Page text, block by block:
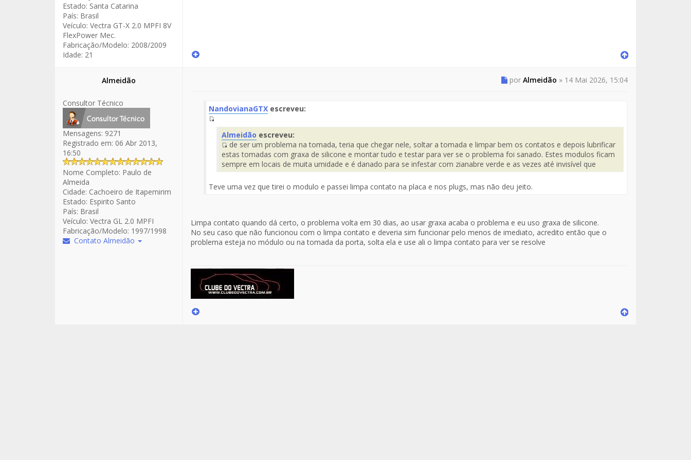
Estado: Santa Catarina
País: Brasil
Veículo: Vectra GT-X 2.0 MPFI 8V
FlexPower Mec.
Fabricação/Modelo: 2008/2009
Idade: 21
Almeidão
Consultor Técnico
Mensagens: 9271
Registrado em: 06 Abr 2013,
16:50
Nome Completo: Paulo de
Almeida
Cidade: Cachoeiro de Itapemirim
Estado: Espirito Santo
País: Brasil
Veículo: Vectra GL 2.0 MPFI
Fabricação/Modelo: 1997/1998
Contato Almeidão
por Almeidão » 14 Mai 2026, 15:04
NandovianaGTXescreveu:
Fuente
del
Mensaje
Almeidão escreveu:
Fuente
del
Mensaje
de ser um problema na tomada, teria que chegar nele, soltar a tomada e limpar bem os contatos e depois lubrificar
estas tomadas com graxa de silicone e montar tudo e testar para ver se o problema foi sanado. Estes modulos ficam
sempre em locais de muita umidade e é danado para se infestar com zianabre verde e as vezes até invisível que
Teve uma vez que tirei o modulo e passei limpa contato na placa e nos plugs, mas não deu jeito.
Limpa contato quando dá certo, o problema volta em 30 dias, ao usar graxa acaba o problema e eu uso graxa de silicone.
No seu caso que não funcionou com o limpa contato e deveria sim funcionar pelo menos de imediato, acredito então que o
problema esteja no módulo ou na tomada da porta, solta ela e use ali o limpa contato para ver se resolve